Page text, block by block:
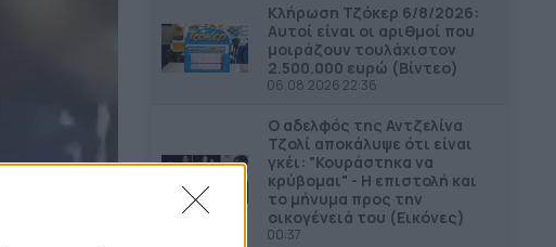
Κλήρωση Τζόκερ 6/8/2026:
Αυτοί είναι οι αριθμοί που
μοιράζουν τουλάχιστον
2.500.000 ευρώ (Βίντεο)
06.08.2026 22:36
Ο αδελφός της Αντζελίνα
Τζολί αποκάλυψε ότι είναι
γκέι: "Κουράστηκα να
κρύβομαι" - Η επιστολή και
το μήνυμα προς την
οικογένειά του (Εικόνες)
00:37